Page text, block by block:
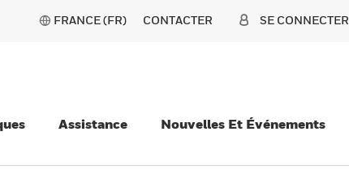
FRANCE (FR) CONTACTER SE CONNECTER
Assistance Nouvelles Et Événements